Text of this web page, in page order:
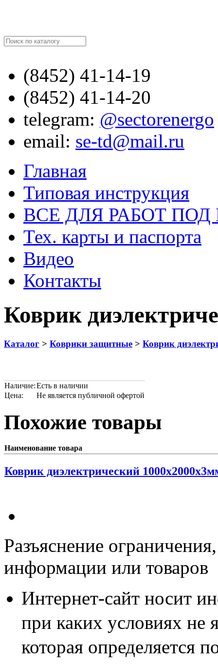
(8452) 41-14-19
(8452) 41-14-20
telegram: @sectorenergo
email: se-td@mail.ru
Главная
Типовая инструкция
ВСЕ ДЛЯ РАБОТ
Тех. карты и паспорта
Видео
Контакты
Коврик
Каталог > Коврики защитные > Коврик
Наличие:Есть в наличии
Цена:
Не является публичной офертой
Похожие товары
Наименование товара
Коврик диэлектрический
Разъяснение
информации или товаров
Интернет-сайт носит
при каких условиях не
которая определяется